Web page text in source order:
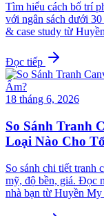
Tìm hiểu cách bố trí
với ngân sách dưới
& case study từ
Đọc tiếp
18 tháng 6, 2026
So Sánh Tranh
Loại Nào Cho
So sánh chi tiết tranh
mỹ, độ bền, giá. Đọc
nhà bạn từ Huyền